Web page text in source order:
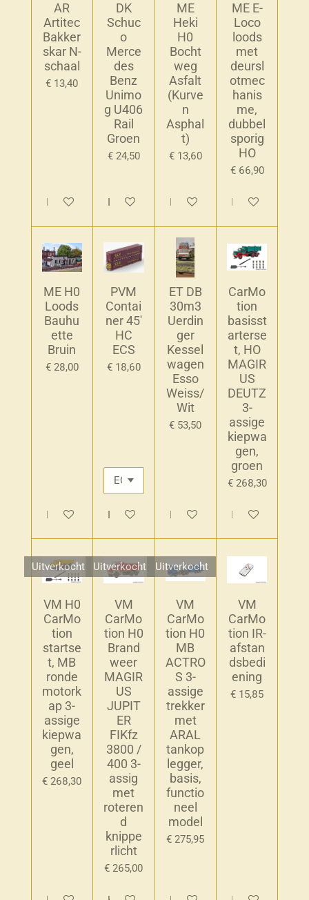
AR
Artitec
Bakker
skar N-
schaal
€ 13,40
In winkelwagen
DK
Schuc
o
Merce
des
Benz
Unimo
g U406
Rail
Groen
€ 24,50
In winkelwagen
ME
Heki
H0
Bocht
weg
Asfalt
(Kurve
n
Asphal
t)
€ 13,60
In winkelwagen
ME E-
Loco
loods
met
deursl
otmec
hanis
me,
dubbel
sporig
HO
€ 66,90
In winkelwagen
ME H0
Loods
Bauhu
ette
Bruin
€ 28,00
In winkelwagen
PVM
Contai
ner 45'
HC
ECS
€ 18,60
In winkelwagen
ET DB
30m3
Uerdin
ger
Kessel
wagen
Esso
Weiss/
Wit
€ 53,50
In winkelwagen
CarMo
tion
basisst
arterse
t, HO
MAGIR
US
DEUTZ
3-
assige
kiepwa
gen,
groen
€ 268,30
In winkelwagen
Uitverkocht
VM H0
CarMo
tion
startse
t, MB
ronde
motork
ap 3-
assige
kiepwa
gen,
geel
€ 268,30
Uitverkocht
VM
CarMo
tion H0
Brand
weer
MAGIR
US
JUPIT
ER
FIKfz
3800 /
400 3-
assig
met
roteren
d
knippe
rlicht
€ 265,00
Uitverkocht
VM
CarMo
tion H0
MB
ACTRO
S 3-
assige
trekker
met
ARAL
tankop
legger,
basis,
functio
neel
model
€ 275,95
VM
CarMo
tion IR-
afstan
dsbedi
ening
€ 15,85